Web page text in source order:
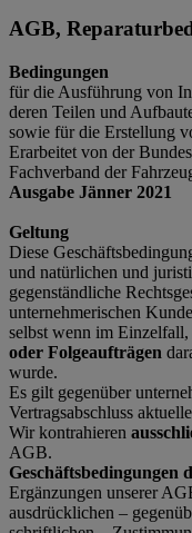
AGB,
Bedingungen
für die Ausführung von
deren Teilen und
sowie für die Erstellung
Erarbeitet von der
Fachverband der
Ausgabe Jänner 2021
Geltung
Diese
und natürlichen und
gegenständliche
unternehmerischen
selbst wenn im Einzelfall,
oder Folgeaufträgen
wurde.
Es gilt gegenüber
Vertragsabschluss
Wir kontrahieren
AGB.
Geschäftsbedingungen
Ergänzungen unserer
ausdrücklichen –